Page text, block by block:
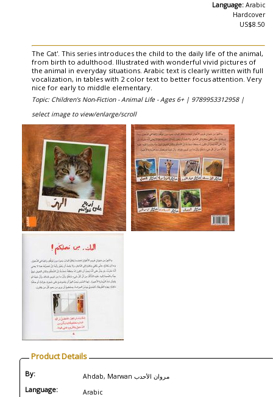
Language: Arabic
Hardcover
US$8.50
The Cat'. This series introduces the child to the daily life of the animal,
from birth to adulthood. Illustrated with wonderful vivid pictures of
the animal in everyday situations. Arabic text is clearly written with full
vocalization, in tables with 2 color text to better focus attention. Very
nice for early to middle elementary.
Topic: Children's Non-Fiction - Animal Life - Ages 6+ | 9789953312958 |
select image to view/enlarge/scroll
Product Details
By: Ahdab, Marwan مروان الأحدب
Language: Arabic